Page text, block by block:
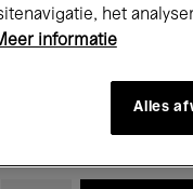
- Donderdag
het
informatie
Alles